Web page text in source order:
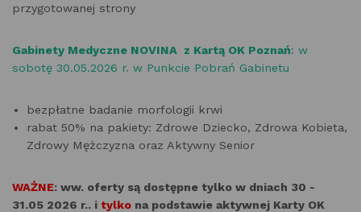
przygotowanej strony
Gabinety Medyczne NOVINA z Kartą OK Poznań: w
sobotę 30.05.2026 r. w Punkcie Pobrań Gabinetu
bezpłatne badanie morfologii krwi
rabat 50% na pakiety: Zdrowe Dziecko, Zdrowa Kobieta,
Zdrowy Mężczyzna oraz Aktywny Senior
WAŻNE: ww. oferty są dostępne tylko w dniach 30 -
31.05 2026 r.. i tylko na podstawie aktywnej Karty OK